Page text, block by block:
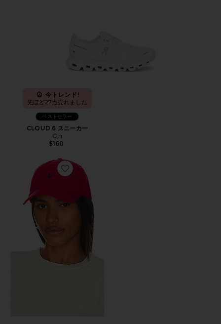
今トレンド!
先ほど27点売れました
ベストセラー
CLOUD 6 スニーカー
On
$160
Favorite ハット